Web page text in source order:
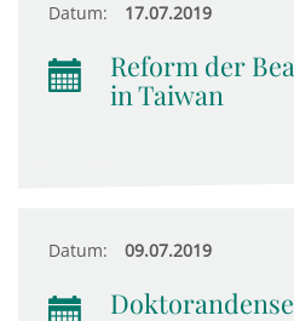
Datum: 17.07.2019
Reform der
in Taiwan
Datum: 09.07.2019